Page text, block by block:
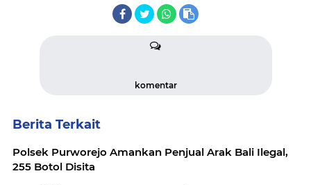
komentar
Berita Terkait
Polsek Purworejo Amankan Penjual Arak Bali Ilegal,
255 Botol Disita